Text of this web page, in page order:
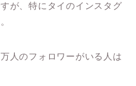
が、特にタイのインスタグ
人のフォロワーがいる人は